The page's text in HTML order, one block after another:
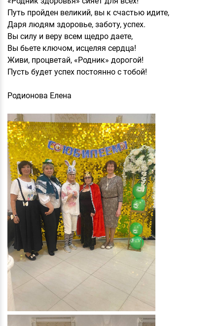
Путь пройден великий, вы к счастью идите,
Даря людям здоровье, заботу, успех.
Вы силу и веру всем щедро даете,
Вы бьете ключом, исцеляя сердца!
Живи, процветай, «Родник» дорогой!
Пусть будет успех постоянно с тобой!
Родионова Елена